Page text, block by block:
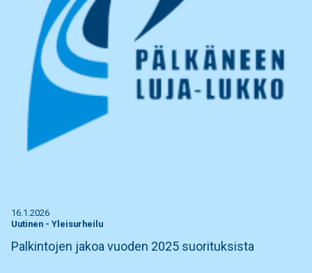
16.1.2026
Uutinen - Yleisurheilu
Palkintojen jakoa vuoden 2025 suorituksista